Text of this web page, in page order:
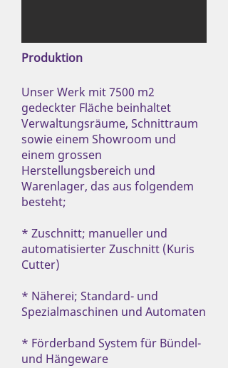
Produktion
Unser Werk mit 7500 m2
gedeckter Fläche beinhaltet
Verwaltungsräume, Schnittraum
sowie einem Showroom und
einem grossen
Herstellungsbereich und
Warenlager, das aus folgendem
besteht;
* Zuschnitt; manueller und
automatisierter Zuschnitt (Kuris
Cutter)
* Näherei; Standard- und
Spezialmaschinen und Automaten
* Förderband System für Bündel-
und Hängeware